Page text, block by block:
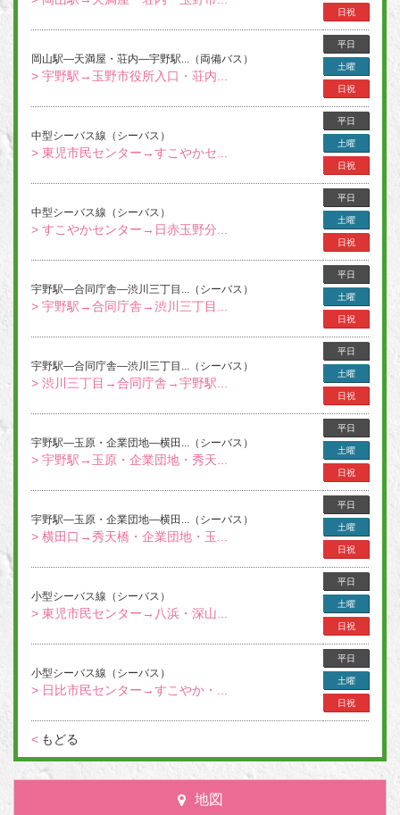
日祝
岡山駅―天満屋・荘内―宇野駅...（両備バス）
> 宇野駅→玉野市役所入口・荘内...
平日
土曜
日祝
中型シーバス線（シーバス）
> 東児市民センター→すこやかセ...
平日
土曜
日祝
中型シーバス線（シーバス）
> すこやかセンター→日赤玉野分...
平日
土曜
日祝
宇野駅―合同庁舎―渋川三丁目...（シーバス）
> 宇野駅→合同庁舎→渋川三丁目...
平日
土曜
日祝
宇野駅―合同庁舎―渋川三丁目...（シーバス）
> 渋川三丁目→合同庁舎→宇野駅...
平日
土曜
日祝
宇野駅―玉原・企業団地―横田...（シーバス）
> 宇野駅→玉原・企業団地・秀天...
平日
土曜
日祝
宇野駅―玉原・企業団地―横田...（シーバス）
> 横田口→秀天橋・企業団地・玉...
平日
土曜
日祝
小型シーバス線（シーバス）
> 東児市民センター→八浜・深山...
平日
土曜
日祝
小型シーバス線（シーバス）
> 日比市民センター→すこやか・...
平日
土曜
日祝
< もどる
地図